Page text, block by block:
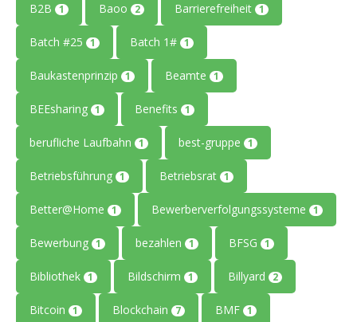
B2B 1 Baoo 2 Barrierefreiheit 1
Batch #25 1 Batch 1# 1
Baukastenprinzip 1 Beamte 1
BEEsharing 1 Benefits 1
berufliche Laufbahn 1 best-gruppe 1
Betriebsführung 1 Betriebsrat 1
Better@Home 1 Bewerberverfolgungssysteme 1
Bewerbung 1 bezahlen 1 BFSG 1
Bibliothek 1 Bildschirm 1 Billyard 2
Bitcoin 1 Blockchain 7 BMF 1